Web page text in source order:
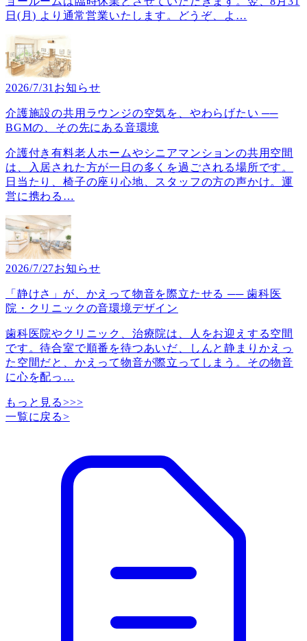
日(月) より通常営業いたします。どうぞ、よ …
2026/7/31 お知らせ
介護施設の共用ラウンジの空気を、やわらげたい ──
BGMの、その先にある音環境
介護付き有料老人ホームやシニアマンションの共用空間
は、入居された方が一日の多くを過ごされる場所です。
日当たり、椅子の座り心地、スタッフの方の声かけ。運
営に携わる …
2026/7/27お知らせ
「静けさ」が、かえって物音を際立たせる ── 歯科医
院・クリニックの音環境デザイン
歯科医院やクリニック、治療院は、人をお迎えする空間
です。待合室で順番を待つあいだ、しんと静まりかえっ
た空間だと、かえって物音が際立ってしまう。その物音
に心を配っ …
もっと見る>>>
一覧に戻る>